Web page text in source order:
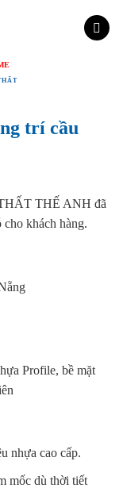
trí cầu
THẾ ANH đã
cho khách hàng.
Profile, bề mặt
nhựa cao cấp.
mốc dù thời tiết